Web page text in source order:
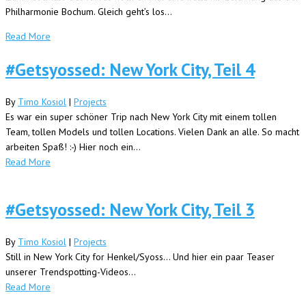
Philharmonie Bochum. Gleich geht’s los…
Read More
#Getsyossed: New York City, Teil 4
By Timo Kosiol | Projects
Es war ein super schöner Trip nach New York City mit einem tollen
Team, tollen Models und tollen Locations. Vielen Dank an alle. So macht
arbeiten Spaß! :-) Hier noch ein...
Read More
#Getsyossed: New York City, Teil 3
By Timo Kosiol | Projects
Still in New York City for Henkel/Syoss... Und hier ein paar Teaser
unserer Trendspotting-Videos...
Read More